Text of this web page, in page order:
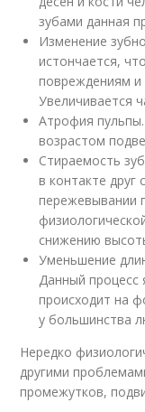
зубами данная
Изменение
истончается,
повреждениям и
Увеличивается
Атрофия
возрастом
Стираемость
в контакте друг
пережевывании
снижению
Уменьшение
Данный процесс
происходит на
у большинства
Нередко
другими
промежутков,